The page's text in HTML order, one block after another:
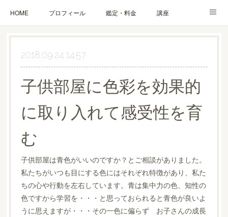
HOME プロフィール 鑑定・料金 講座
ブログ お問合せ・お申込み
2018.09.24 14:57
子供部屋に色彩を効果的
に取り入れて感受性を育
む
子供部屋は青色がいいのですか？とご相談がありました。
私たちがいつも目にする色にはそれぞれ特徴があり、私た
ちの心や行動を左右しています。青は集中力の色、知性の
色ですから学習を・・・と思っておられると青色が良いよ
うに思えますが・・・その一色に偏らず お子さんの成長